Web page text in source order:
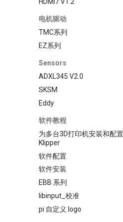
电机驱动
TMC系列
TMC2130
TMC2209
TMC2208
TMC2240
TMC5160T Pro V1.0
细分表
EZ系列
EZ2208
EZ2225
EZ2226
EZDriver Connector
EZ2209
EZ31865
Sensors
ADXL345 V2.0
SKSM
Eddy
软件教程
为多台3D打印机安装和配置
Klipper
软件配置
软件安装
EBB 系列
libinput_校准
pi 自定义 logo